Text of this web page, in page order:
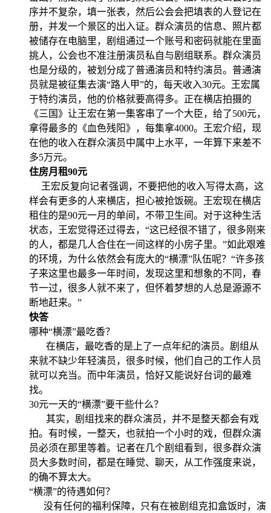
序并不复杂，填一张表，然后公会会把填表的人登记在
册，并发一个景区的出入证。群众演员的信息、照片都
被储存在电脑里，剧组通过一个账号和密码就能在里面
挑人，公会也不准注册演员私自与剧组联系。群众演员
也是分级的，被划分成了普通演员和特约演员。普通演
员就是被征集去演“路人甲”的，每天收入30元。王宏属
于特约演员，他的价格就要高得多。正在横店拍摄的
《三国》让王宏在第一集客串了一个大臣，给了500元，
拿得最多的《血色残阳》，每集拿4000。王宏介绍，现
在他的收入在群众演员中属中上水平，一年算下来差不
多5万元。
住房月租90元
王宏反复向记者强调，不要把他的收入写得太高，这
样会有更多的人来横店，担心被抢饭碗。王宏现在横店
租住的是90元一月的单间，不带卫生间。对于这种生活
状态，王宏觉得还过得去，“这已经很不错了，很多刚来
的人，都是几人合住在一间这样的小房子里。”如此艰难
的环境，为什么依然会有庞大的“横漂”队伍呢？“许多孩
子来这里也最多一年时间，发现这里和想象的不同，春
节一过，很多人就不来了，但怀着梦想的人总是源源不
断地赶来。”
快答
哪种“横漂”最吃香？
在横店，最吃香的是上了一点年纪的演员。剧组从
来就不缺少年轻演员，很多时候，他们自己的工作人员
就可以充当。而中年演员，恰好又能说好台词的最难
找。
30元一天的“横漂”要干些什么？
其实，剧组找来的群众演员，并不是整天都会有戏
拍。有时候，一整天，也就拍一个小时的戏，但群众演
员必须在那里等着。记者在几个剧组看到，很多群众演
员大多数时间，都是在睡觉、聊天，从工作强度来说，
的确不算太大。
“横漂”的待遇如何？
没有任何的福利保障，只有在被剧组克扣盒饭时，演